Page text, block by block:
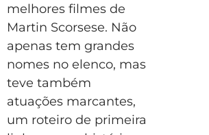
melhores filmes de
Martin Scorsese. Não
apenas tem grandes
nomes no elenco, mas
teve também
atuações marcantes,
um roteiro de primeira